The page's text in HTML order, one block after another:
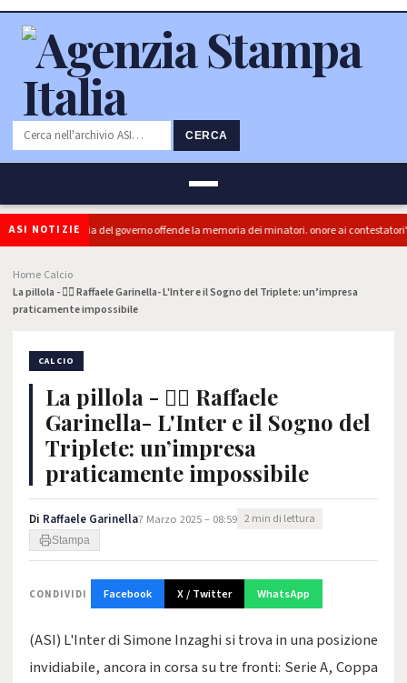
CERCA
ASI NOTIZIE
"L'Ipocrisia del governo offende la memoria dei minatori. onore ai contestatori"
Home Calcio
La pillola - ✍🏻 Raffaele Garinella- L'Inter e il Sogno del Triplete: un’impresa
praticamente impossibile
CALCIO
La pillola - ✍🏻 Raffaele
Garinella- L'Inter e il Sogno del
Triplete: un’impresa
praticamente impossibile
Di Raffaele Garinella7 Marzo 2025 – 08:59 2 min di lettura
Stampa
CONDIVIDI Facebook X / Twitter WhatsApp
(ASI) L'Inter di Simone Inzaghi si trova in una posizione
invidiabile, ancora in corsa su tre fronti: Serie A, Coppa